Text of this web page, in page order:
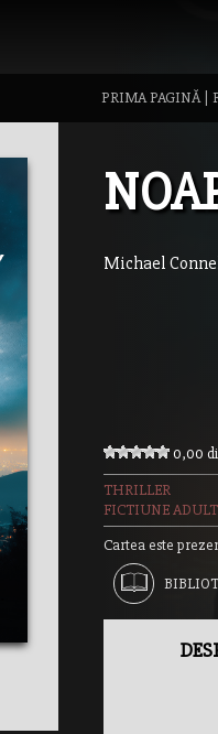
PRIMA PAGINĂ|
Michael
0,00
THRILLER
FICTIUNE
Cartea este